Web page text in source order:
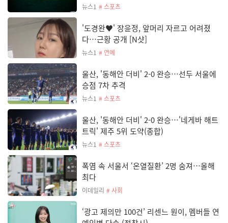
뉴스1 # 스포츠
'도경완♥' 장윤정, 앞머리 자르고 어려졌
다…근황 공개 [N샷]
뉴스1 # 연예
울산, '동해안 더비' 2-0 완승…선두 서울에
승점 7차 추격
뉴스1 # 스포츠
울산, '동해안 더비' 2-0 완승…'네게바 해트
트릭' 제주 5위 도약(종합)
뉴스1 # 스포츠
폭염 속 서울서 ‘온열질환’ 2명 숨져…올해
최다
이데일리 # 사회
‘광고 제의만 100건’ 리센느 원이, 멤버들 연